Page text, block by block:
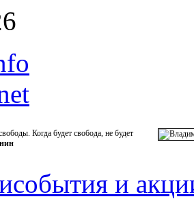
Когда будет свобода, не будет
события и